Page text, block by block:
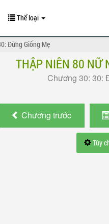
Thể loại
Đừng Giống Mẹ
THẬP NIÊN 80 NỮ
Chương 30: 30:
Chương trước
Tùy